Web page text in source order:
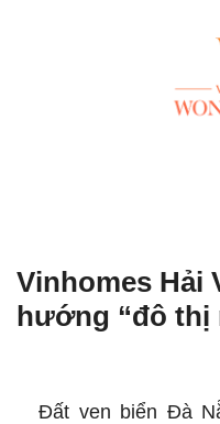
Vinhomes Hải
hướng “đô thị
Đất ven biển Đà